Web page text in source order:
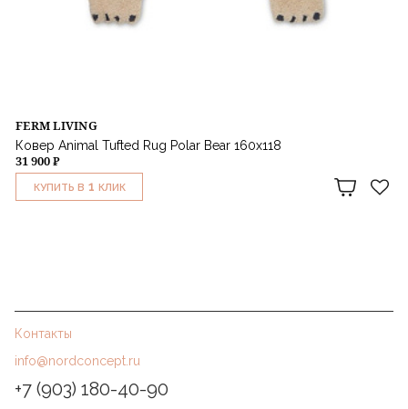
FERM LIVING
Ковер Animal Tufted Rug Polar Bear 160х118
31 900 ₽
КУПИТЬ В 1 КЛИК
Контакты
info@nordconcept.ru
+7 (903) 180-40-90